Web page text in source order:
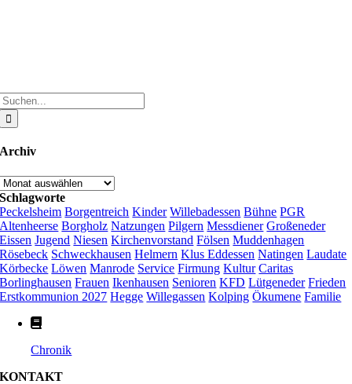
Archiv
Schlagworte
Peckelsheim Borgentreich Kinder Willebadessen Bühne PGR
Altenheerse Borgholz Natzungen Pilgern Messdiener Großeneder
Eissen Jugend Niesen Kirchenvorstand Fölsen Muddenhagen
Rösebeck Schweckhausen Helmern Klus Eddessen Natingen Laudate
Körbecke Löwen Manrode Service Firmung Kultur Caritas
Borlinghausen Frauen Ikenhausen Senioren KFD Lütgeneder Frieden
Erstkommunion 2027 Hegge Willegassen Kolping Ökumene Familie
Chronik
KONTAKT